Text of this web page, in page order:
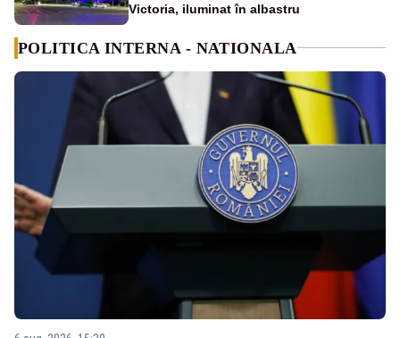
Victoria, iluminat în albastru
POLITICA INTERNA - NATIONALA